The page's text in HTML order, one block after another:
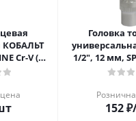
КОБАЛЬТ
Cr-V (1
Головка
1/2", 12 мм,
шт.)
152₽